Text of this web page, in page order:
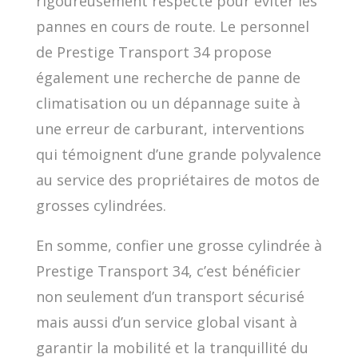
pannes en cours de route. Le personnel
de Prestige Transport 34 propose
également une recherche de panne de
climatisation ou un dépannage suite à
une erreur de carburant, interventions
qui témoignent d’une grande polyvalence
au service des propriétaires de motos de
grosses cylindrées.
En somme, confier une grosse cylindrée à
Prestige Transport 34, c’est bénéficier
non seulement d’un transport sécurisé
mais aussi d’un service global visant à
garantir la mobilité et la tranquillité du